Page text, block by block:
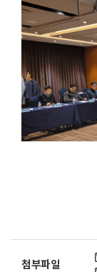
첨부파일